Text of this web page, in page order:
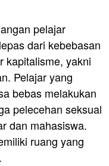
pelajar
dari kebebasan
kapitalisme, yakni
Pelajar yang
bebas melakukan
pelecehan seksual
dan mahasiswa.
ruang yang